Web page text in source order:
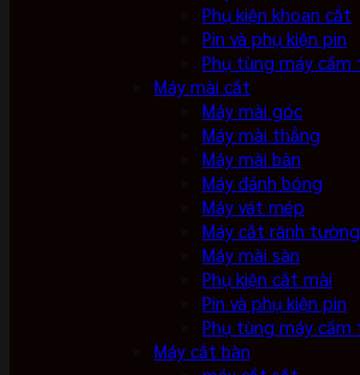
Phụ kiện khoan cắt
Pin và phụ kiện pin
Phụ tùng máy cầm
Máy mài cắt
Máy mài góc
Máy mài thẳng
Máy mài bàn
Máy đánh bóng
Máy vát mép
Máy cắt rãnh tường
Máy mài sàn
Phụ kiện cắt mài
Pin và phụ kiện pin
Phụ tùng máy cầm
Máy cắt bàn